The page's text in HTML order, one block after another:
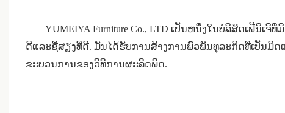
YUMEIYA Furniture Co., LTD ເປັນຫນຶ່ງໃນບໍລິສັດເຟີນີເ
ດີແລະຊື່ສຽງທີ່ດີ. ມັນ​ໄດ້​ຮັບ​ການ​ສ້າງ​ການ​ພົວ​ພັນ​ທຸ​ລະ​ກິດ​ທີ່​ເປັນ​ມິ
ຂະ​ບວນ​ການ​ຂອງ​ວິ​ທີ​ການ​ຜະ​ລິດ​ພືດ​.